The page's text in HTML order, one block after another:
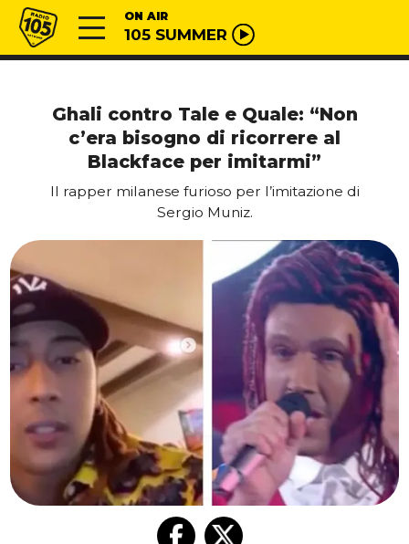
Vai al contenuto
Radio 105 ON AIR
105 SUMMER
Ghali contro Tale e Quale: “Non
c’era bisogno di ricorrere al
Blackface per imitarmi”
Il rapper milanese furioso per l’imitazione di
Sergio Muniz.